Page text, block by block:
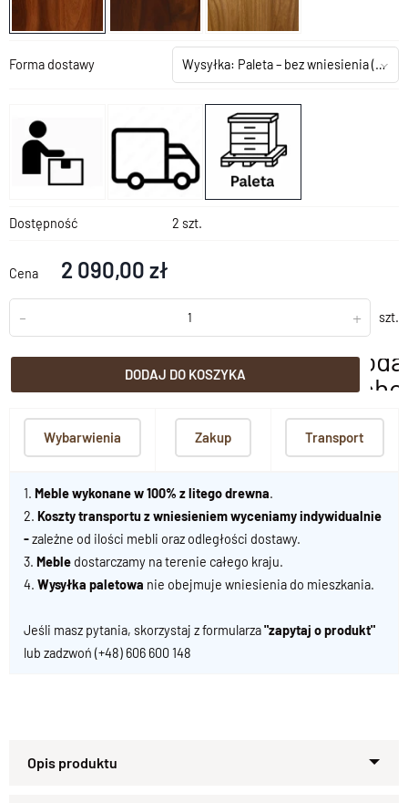
Forma dostawy Wysyłka: Paleta – bez wniesienia(+199,00 zł)
Dostępność 2 szt.
Cena 2 090,00 zł
- + szt.
DODAJ DO KOSZYKA
Wybarwienia Zakup Transport
1. Meble wykonane w 100% z litego drewna.
2. Koszty transportu z wniesieniem wyceniamy indywidualnie
-zależne od ilości mebli oraz odległości dostawy.
3. Meble dostarczamy na terenie całego kraju.
4. Wysyłka paletowa nie obejmuje wniesienia do mieszkania.
Jeśli masz pytania, skorzystaj z formularza"zapytaj o produkt"
lub zadzwoń (+48) 606 600 148